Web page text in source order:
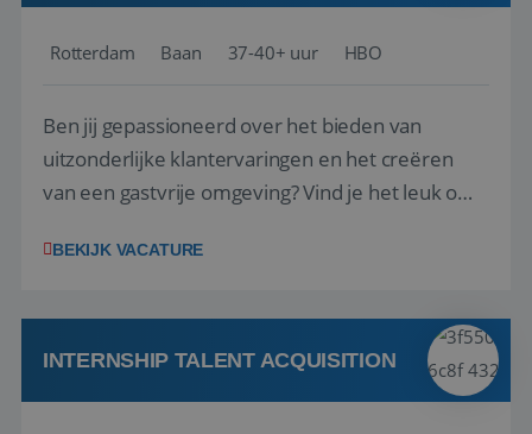
Rotterdam Baan 37-40+ uur HBO
Ben jij gepassioneerd over het bieden van
uitzonderlijke klantervaringen en het creëren
van een gastvrije omgeving? Vind je het leuk om
ondersteuning? Op ons Sunweb Group-kantoor in
klantgerichte collega voor een unieke functie ...
BEKIJK VACATURE
INTERNSHIP TALENT ACQUISITION